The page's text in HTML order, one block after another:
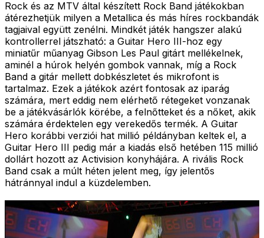
Rock és az MTV által készített Rock Band játékokban
átérezhetjük milyen a Metallica és más híres rockbandák
tagjaival együtt zenélni. Mindkét játék hangszer alakú
kontrollerrel játszható: a Guitar Hero III-hoz egy
miniatűr műanyag Gibson Les Paul gitárt mellékelnek,
aminél a húrok helyén gombok vannak, míg a Rock
Band a gitár mellett dobkészletet és mikrofont is
tartalmaz. Ezek a játékok azért fontosak az iparág
számára, mert eddig nem elérhető rétegeket vonzanak
be a játékvásárlók körébe, a felnőtteket és a nőket, akik
számára érdektelen egy verekedős termék. A Guitar
Hero korábbi verziói hat millió példányban keltek el, a
Guitar Hero III pedig már a kiadás első hetében 115 millió
dollárt hozott az Activision konyhájára. A rivális Rock
Band csak a múlt héten jelent meg, így jelentős
hátránnyal indul a küzdelemben.